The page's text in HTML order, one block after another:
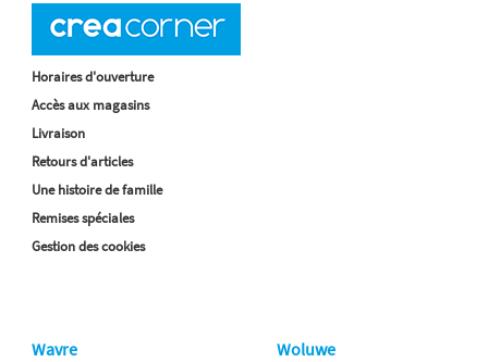
Horaires d'ouverture
Accès aux magasins
Livraison
Retours d'articles
Une histoire de famille
Remises spéciales
Gestion des cookies
Wavre Woluwe